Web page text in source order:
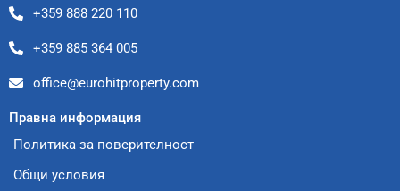
+359 888 220 110
+359 885 364 005
office@eurohitproperty.com
Правна информация
Политика за поверителност
Общи условия